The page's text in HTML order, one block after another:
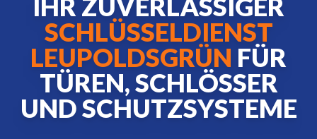
IHR ZUVERLÄSSIGER
SCHLÜSSELDIENST
LEUPOLDSGRÜN FÜR
TÜREN, SCHLÖSSER
UND SCHUTZSYSTEME